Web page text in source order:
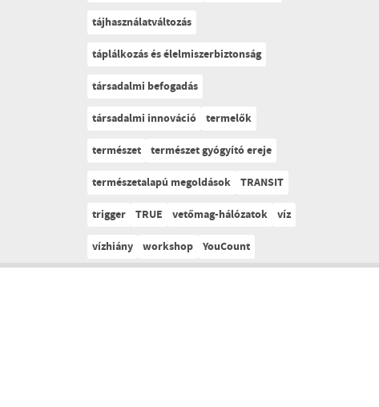
tájhasználatváltozás
táplálkozás és élelmiszerbiztonság
társadalmi befogadás
társadalmi innováció
termelők
természet
természet gyógyító ereje
természetalapú megoldások
TRANSIT
trigger
TRUE vetőmag-hálózatok
víz
vízhiány
workshop YouCount